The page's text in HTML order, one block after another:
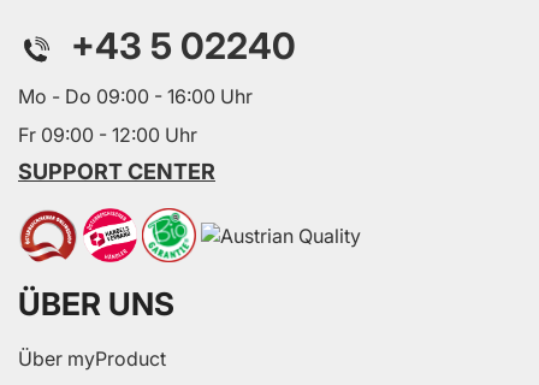
+43 5 02240
Mo - Do 09:00 - 16:00 Uhr
Fr 09:00 - 12:00 Uhr
SUPPORT CENTER
ÜBER UNS
Über myProduct